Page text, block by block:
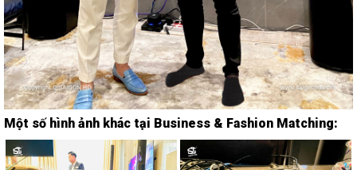
Một số hình ảnh khác tại Business & Fashion Matching: